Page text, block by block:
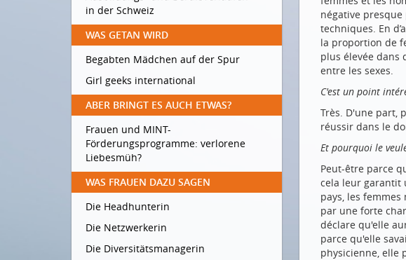
in der Schweiz
WAS GETAN WIRD
Begabten Mädchen auf der Spur
Girl geeks international
ABER BRINGT ES AUCH ETWAS?
Frauen und MINT-
Förderungsprogramme: verlorene
Liebesmüh?
WAS FRAUEN DAZU SAGEN
Die Headhunterin
Die Netzwerkerin
Die Diversitätsmanagerin
négative
techniques. En
la proportion de
plus élevée dans
entre les sexes.
C'est un point
Très. D'une part,
réussir dans le
Et pourquoi le
Peut-être parce
cela leur garantit
pays, les
par une forte
déclare qu'elle
parce qu'elle
physicienne, elle